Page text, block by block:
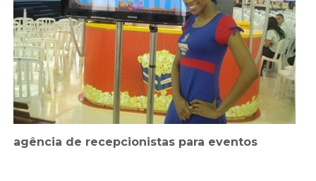
agência de recepcionistas para eventos